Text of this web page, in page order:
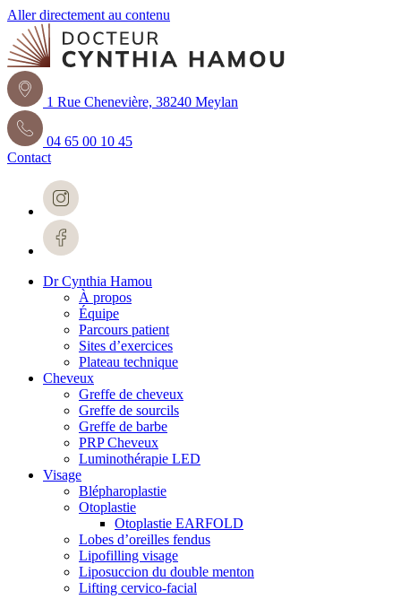
Aller directement au contenu
1 Rue Chenevière, 38240 Meylan
04 65 00 10 45
Contact
Dr Cynthia Hamou
À propos
Équipe
Parcours patient
Sites d’exercices
Plateau technique
Cheveux
Greffe de cheveux
Greffe de sourcils
Greffe de barbe
PRP Cheveux
Luminothérapie LED
Visage
Blépharoplastie
Otoplastie
Otoplastie EARFOLD
Lobes d’oreilles fendus
Lipofilling visage
Liposuccion du double menton
Lifting cervico-facial